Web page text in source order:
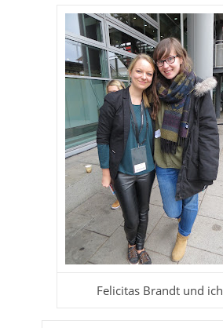
Felicitas Brandt und ich